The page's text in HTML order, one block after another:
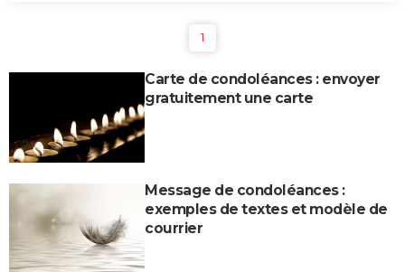
1
Carte de condoléances : envoyer
gratuitement une carte
Message de condoléances :
exemples de textes et modèle de
courrier